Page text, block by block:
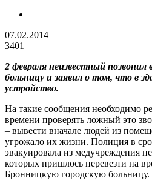
07.02.2014
3401
2 февраля неизвестный
больницу и заявил о том, что в
устройство.
На такие сообщения необходимо
времени проверять ложный это
– вывести вначале людей из
угрожало их жизни. Полиция в
эвакуировала из медучреждения
которых пришлось перевезти на
Бронницкую городскую больницу.